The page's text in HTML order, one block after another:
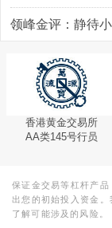
香港黄金交易所
AA类145号行员
保证金交易等杠杆产
出您的初始投入资金
了解可能涉及的风险。